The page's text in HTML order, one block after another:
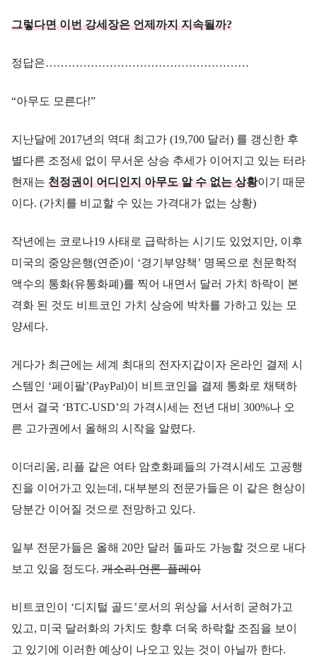
그렇다면 이번 강세장은 언제까지 지속될까?
정답은………………………………………………
“아무도 모른다!”
지난달에 2017년의 역대 최고가 (19,700 달러) 를 갱신한 후
별다른 조정세 없이 무서운 상승 추세가 이어지고 있는 터라
현재는 천정권이 어디인지 아무도 알 수 없는 상황이기 때문
이다. (가치를 비교할 수 있는 가격대가 없는 상황)
작년에는 코로나19 사태로 급락하는 시기도 있었지만, 이후
미국의 중앙은행(연준)이 ‘경기부양책’ 명목으로 천문학적
액수의 통화(유통화폐)를 찍어 내면서 달러 가치 하락이 본
격화 된 것도 비트코인 가치 상승에 박차를 가하고 있는 모
양세다.
게다가 최근에는 세계 최대의 전자지갑이자 온라인 결제 시
스템인 ‘페이팔’(PayPal)이 비트코인을 결제 통화로 채택하
면서 결국 ‘BTC-USD’의 가격시세는 전년 대비 300%나 오
른 고가권에서 올해의 시작을 알렸다.
이더리움, 리플 같은 여타 암호화폐들의 가격시세도 고공행
진을 이어가고 있는데, 대부분의 전문가들은 이 같은 현상이
당분간 이어질 것으로 전망하고 있다.
일부 전문가들은 올해 20만 달러 돌파도 가능할 것으로 내다
보고 있을 정도다. 개소리 언론 플레이
비트코인이 ‘디지털 골드’로서의 위상을 서서히 굳혀가고
있고, 미국 달러화의 가치도 향후 더욱 하락할 조짐을 보이
고 있기에 이러한 예상이 나오고 있는 것이 아닐까 한다.